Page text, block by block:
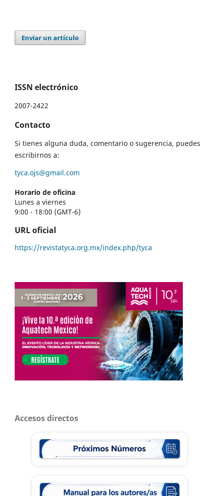
Enviar un artículo
ISSN electrónico
2007-2422
Contacto
Si tienes alguna duda, comentario o sugerencia, puedes
escribirnos a:
tyca.ojs@gmail.com
Horario de oficina
Lunes a viernes
9:00 - 18:00 (GMT-6)
URL oficial
https://revistatyca.org.mx/index.php/tyca
Accesos directos